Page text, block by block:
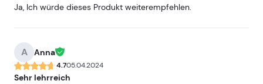
Ja, Ich würde dieses Produkt weiterempfehlen.
A Anna
4.705.04.2024
Sehr lehrreich